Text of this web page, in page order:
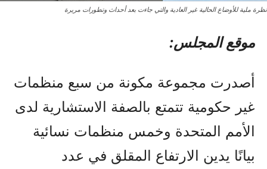
نظرة ملية للأوضاع الحالية غير العادية والتي جاءت بعد أحداث وتطورات مريرة
موقع المجلس:
أصدرت مجموعة مكونة من سبع منظمات
غير حكومية تتمتع بالصفة الاستشارية لدى
الأمم المتحدة وخمس منظمات نسائية
بيانًا يدين الارتفاع المقلق في عدد